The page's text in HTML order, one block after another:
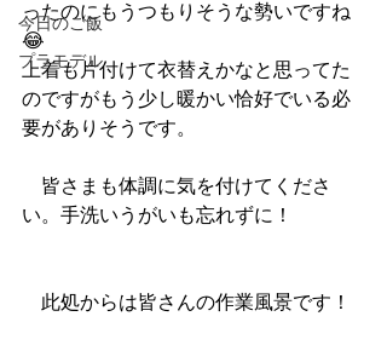
今日のご飯
プラモデル
ったのにもうつもりそうな勢いですね
😂
上着も片付けて衣替えかなと思ってた
のですがもう少し暖かい恰好でいる必
要がありそうです。
皆さまも体調に気を付けてくださ
い。手洗いうがいも忘れずに！
此処からは皆さんの作業風景です！